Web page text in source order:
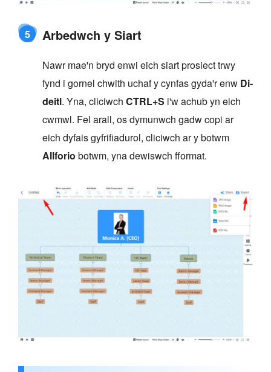
5 Arbedwch y Siart
Nawr mae'n bryd enwi eich siart prosiect trwy
fynd i gornel chwith uchaf y cynfas gyda'r enw Di-
deitl. Yna, cliciwch CTRL+S i'w achub yn eich
cwmwl. Fel arall, os dymunwch gadw copi ar
eich dyfais gyfrifiadurol, cliciwch ar y botwm
Allforio botwm, yna dewiswch fformat.